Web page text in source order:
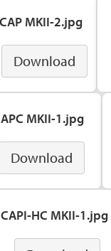
CAP MKII-2.jpg
Download
MKII-1.jpg
Download
CAPI-HC MKII-1.jpg